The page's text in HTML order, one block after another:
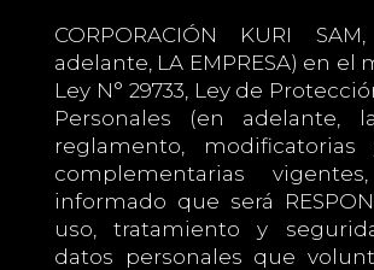
CORPORACIÓN KURI
adelante, LA EMPRESA) en el
Ley N° 29733, Ley de
Personales (en adelante,
reglamento,
complementarias
informado que será
uso, tratamiento y
datos personales que